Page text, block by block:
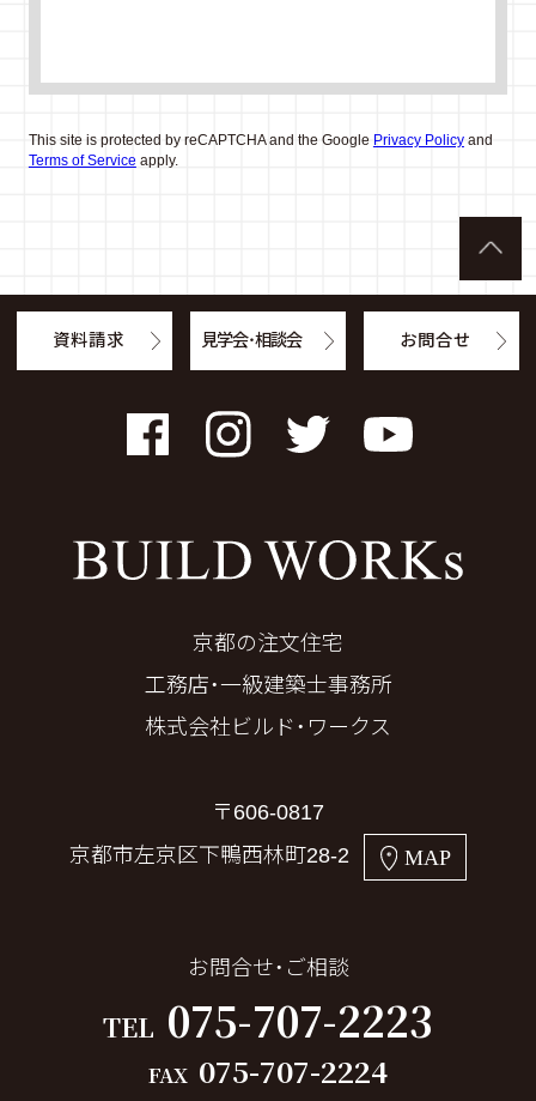
This site is protected by reCAPTCHA and the Google Privacy Policyand
Terms of Service apply.
FacebookInstagramTwitter YouTube
京都の注文住宅
工務店・一級建築士事務所
株式会社ビルド・ワークス
〒606-0817
京都市左京区下鴨西林町28-2
MAP
お問合せ・ご相談
TEL 075-707-2223
FAX 075-707-2224
資料請求 見学会・相談会 お問合せ